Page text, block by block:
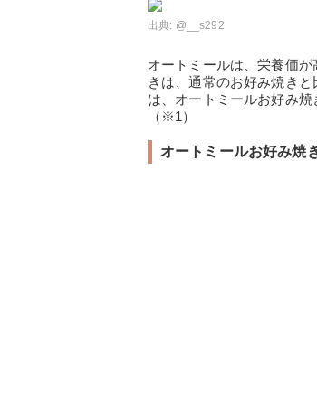
出典: @__s292
オートミールは、栄養価
きは、通常のお好み焼き
は、オートミールお好み
（※1）
オートミールお好み焼